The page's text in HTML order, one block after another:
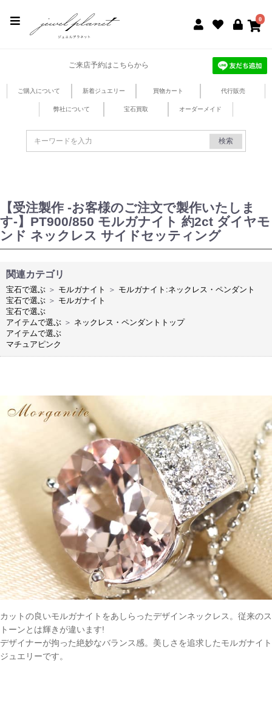
0
ご来店予約はこちらから
ご購入について 新着ジュエリー 買物カート 代行販売
弊社について 宝石買取 オーダーメイド
検索
【受注製作 -お客様のご注文で製作いたしま
す-】PT900/850 モルガナイト 約2ct ダイヤモ
ンド ネックレス サイドセッティング
関連カテゴリ
宝石で選ぶ ＞ モルガナイト ＞ モルガナイト:ネックレス・ペンダント
宝石で選ぶ ＞ モルガナイト
宝石で選ぶ
アイテムで選ぶ ＞ ネックレス・ペンダントトップ
アイテムで選ぶ
マチュアピンク
カットの良いモルガナイトをあしらったデザインネックレス。従来のス
トーンとは輝きが違います!
デザイナーが拘った絶妙なバランス感。美しさを追求したモルガナイト
ジュエリーです。